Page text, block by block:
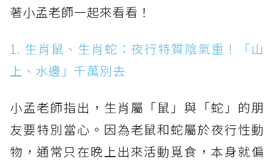
著小孟老師一起來看看！
1. 生肖鼠、生肖蛇：夜行特質陰氣重！「山
上、水邊」千萬別去
小孟老師指出，生肖屬「鼠」與「蛇」的朋
友要特別當心。因為老鼠和蛇屬於夜行性動
物，通常只在晚上出來活動覓食，本身就偏